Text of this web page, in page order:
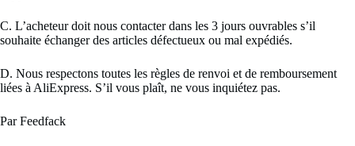
C. L’acheteur doit nous contacter dans les 3 jours ouvrables s’il
souhaite échanger des articles défectueux ou mal expédiés.
D. Nous respectons toutes les règles de renvoi et de remboursement
liées à AliExpress. S’il vous plaît, ne vous inquiétez pas.
Par Feedfack